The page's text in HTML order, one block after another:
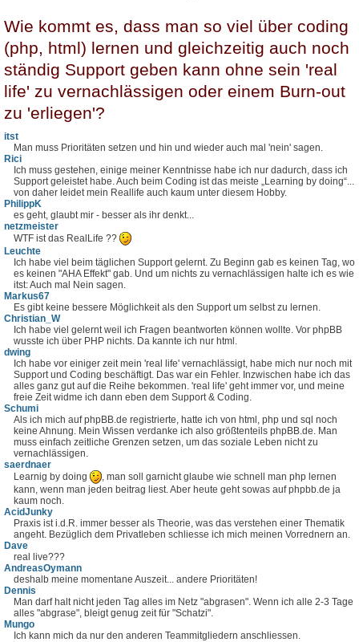
Wie kommt es, dass man so viel über coding
(php, html) lernen und gleichzeitig auch noch
ständig Support geben kann ohne sein 'real
life' zu vernachlässigen oder einem Burn-out
zu 'erliegen'?
itst
Man muss Prioritäten setzen und hin und wieder auch mal 'nein' sagen.
Rici
Ich muss gestehen, einige meiner Kenntnisse habe ich nur dadurch, dass ich
Support geleistet habe. Auch beim Coding ist das meiste „Learning by doing“...
von daher leidet mein Reallife auch kaum unter diesem Hobby.
PhilippK
es geht, glaubt mir - besser als ihr denkt...
netzmeister
WTF ist das RealLife ??
Leuchte
Ich habe viel beim täglichen Support gelernt. Zu Beginn gab es keinen Tag, wo
es keinen "AHA Effekt" gab. Und um nichts zu vernachlässigen halte ich es wie
itst: Auch mal Nein sagen.
Markus67
Es gibt keine bessere Möglichkeit als den Support um selbst zu lernen.
Christian_W
Ich habe viel gelernt weil ich Fragen beantworten können wollte. Vor phpBB
wusste ich über PHP nichts. Da kannte ich nur html.
dwing
Ich habe vor einiger zeit mein 'real life' vernachlässigt, habe mich nur noch mit
Support und Coding beschäftigt. Das war ein Fehler. Inzwischen habe ich das
alles ganz gut auf die Reihe bekommen. 'real life' geht immer vor, und meine
freie Zeit widme ich dann eben dem Support & Coding.
Schumi
Als ich mich auf phpBB.de registrierte, hatte ich von html, php und sql noch
keine Ahnung. Mein Wissen verdanke ich also größtenteils phpBB.de. Man
muss einfach zeitliche Grenzen setzen, um das soziale Leben nicht zu
vernachlässigen.
saerdnaer
Learnig by doing
, man soll garnicht glaube wie schnell man php lernen
kann, wenn man jeden beitrag liest. Aber heute geht sowas auf phpbb.de ja
kaum noch.
AcidJunky
Praxis ist i.d.R. immer besser als Theorie, was das verstehen einer Thematik
angeht. Bezüglich dem Privatleben schliesse ich mich meinen Vorrednern an.
Dave
real live???
AndreasOymann
deshalb meine momentane Auszeit... andere Prioritäten!
Dennis
Man darf halt nicht jeden Tag alles im Netz "abgrasen". Wenn ich alle 2-3 Tage
alles "abgrase", bleigt genug zeit für "Schatzi".
Mungo
Ich kann mich da nur den anderen Teammitgliedern anschliessen.